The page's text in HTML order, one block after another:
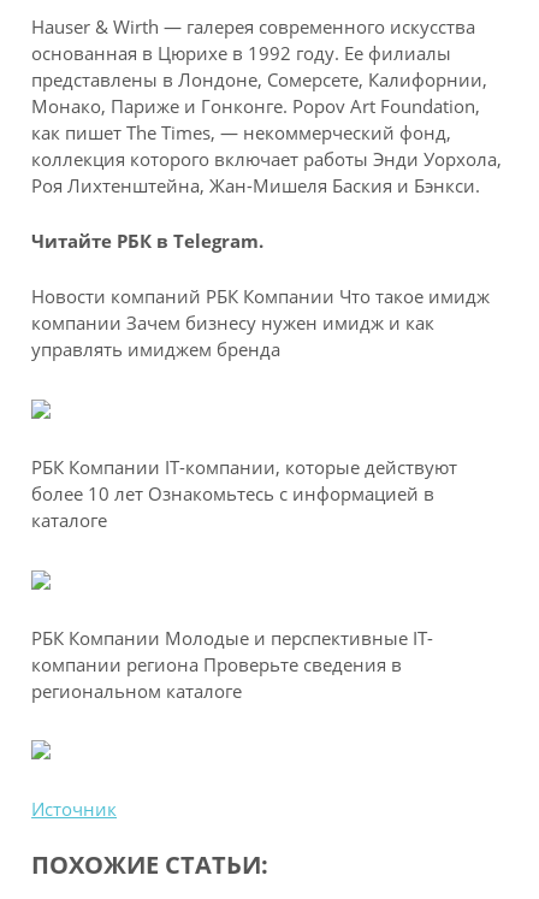
Hauser & Wirth — галерея современного искусства
основанная в Цюрихе в 1992 году. Ее филиалы
представлены в Лондоне, Сомерсете, Калифорнии,
Монако, Париже и Гонконге. Popov Art Foundation,
как пишет The Times, — некоммерческий фонд,
коллекция которого включает работы Энди Уорхола,
Роя Лихтенштейна, Жан-Мишеля Баския и Бэнкси.
Читайте РБК в Telegram.
Новости компаний РБК Компании Что такое имидж
компании Зачем бизнесу нужен имидж и как
управлять имиджем бренда
РБК Компании IT-компании, которые действуют
более 10 лет Ознакомьтесь с информацией в
каталоге
РБК Компании Молодые и перспективные IT-
компании региона Проверьте сведения в
региональном каталоге
Источник
ПОХОЖИЕ СТАТЬИ: